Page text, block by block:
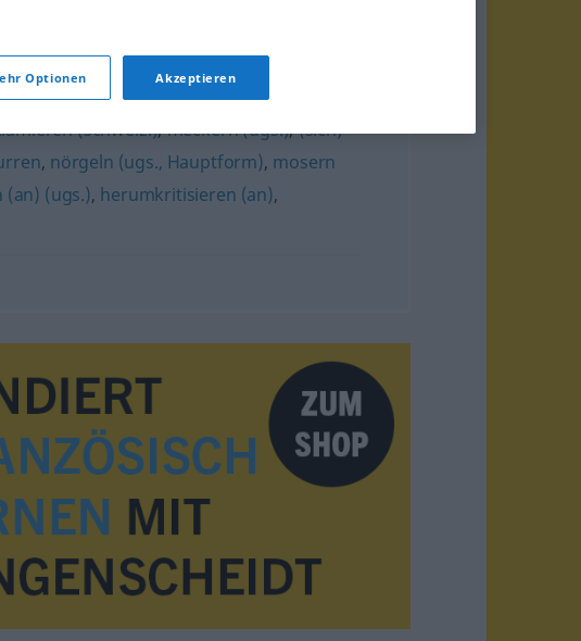
(schweiz.),meckern (ugs.),(sich)
, nörgeln (ugs., Hauptform), mosern
(an) (ugs.), herumkritisieren (an),
Optionen Akzeptieren